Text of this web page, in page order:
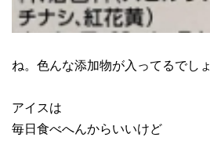
ね。色んな添加物が入ってるでしょ
アイスは
毎日食べへんからいいけど